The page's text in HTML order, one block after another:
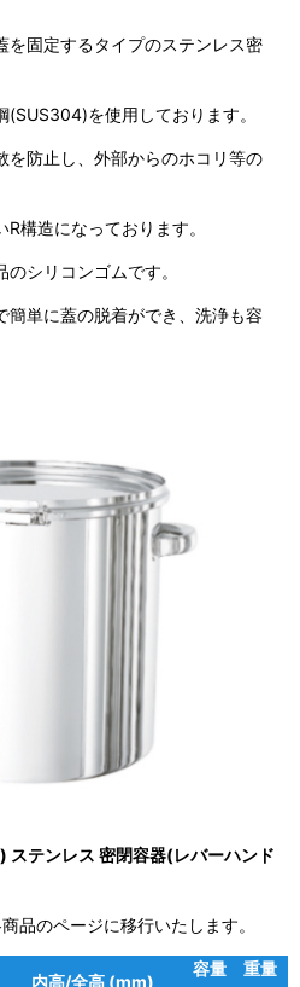
を固定するタイプのステンレス密
を使用しております。
を防止し、外部からのホコリ等の
構造になっております。
シリコンゴムです。
簡単に蓋の脱着ができ、洗浄も容
テンレス 密閉容器(レバーハンド
品のページに移行いたします。
内高/全高 (mm)
容量
重量